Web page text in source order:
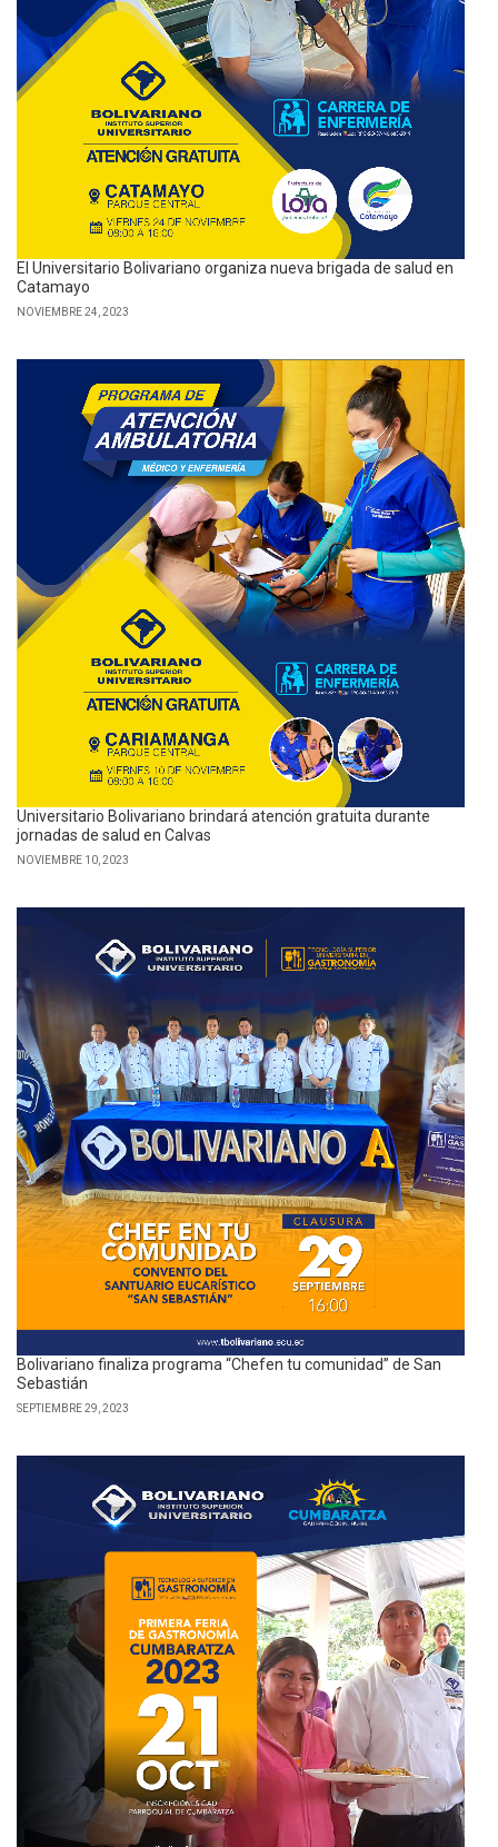
El Universitario Bolivariano organiza nueva brigada de salud en
Catamayo
NOVIEMBRE 24, 2023
Universitario Bolivariano brindará atención gratuita durante
jornadas de salud en Calvas
NOVIEMBRE 10, 2023
Bolivariano finaliza programa “Chefen tu comunidad” de San
Sebastián
SEPTIEMBRE 29, 2023